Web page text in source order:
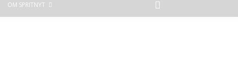
OM SPRITNYT